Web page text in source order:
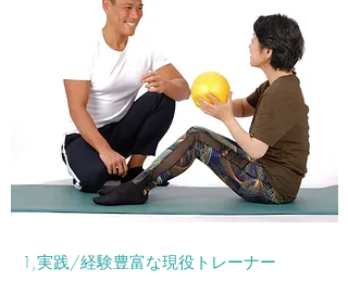
1,実践/経験豊富な現役トレーナー